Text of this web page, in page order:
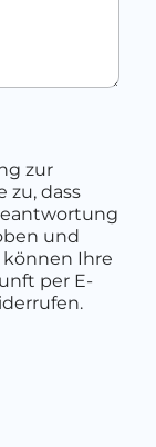
zur
zu, dass
und
können Ihre
per E-